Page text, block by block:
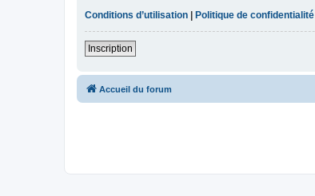
Conditions d’utilisation
Politique de confidentialité
Inscription
Accueil du forum